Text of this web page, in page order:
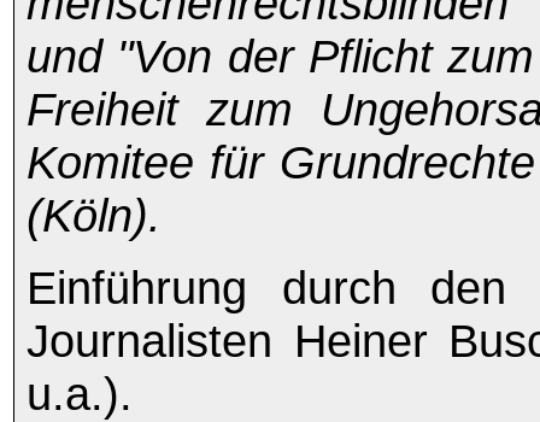
und "Von der Pflicht
Freiheit zum
Komitee für
(Köln).
Einführung durch den
Journalisten Heiner
u.a.).